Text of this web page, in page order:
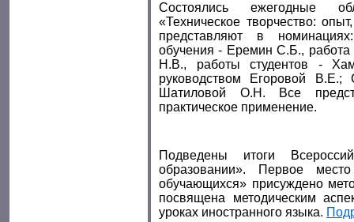
Состоялись ежегодные
«Техническое творчество:
представляют в
обучения - Еремин С.Б., работа
Н.В., работы студентов -
руководством Егоровой В.Е.;
Шатиловой О.Н. Все
практическое применение.
Подведены итоги
образовании». Первое
обучающихся» присуждено
посвящена методическим
уроках иностранного языка.